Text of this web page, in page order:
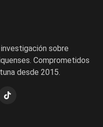
sobre
Comprometidos
desde 2015.